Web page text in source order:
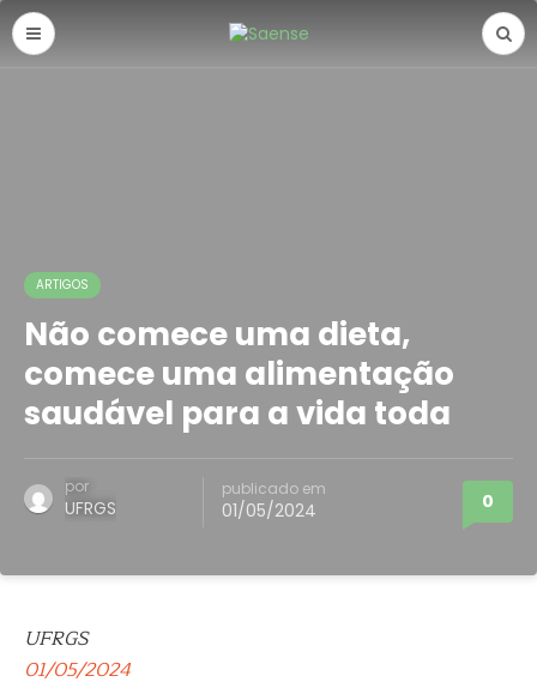
ARTIGOS
Não comece uma dieta,
comece uma alimentação
saudável para a vida toda
por
UFRGS
publicado em
01/05/2024 0
UFRGS
01/05/2024